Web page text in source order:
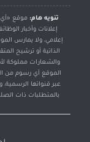
تنويه هام: موقع
إعلانات وأخبار
إعلامي، ولا يمارس
الذاتية أو ترشيح
والشعارات مملوكة
الموقع أي رسوم من
عبر قنواتها
بالمتطلبات ذات